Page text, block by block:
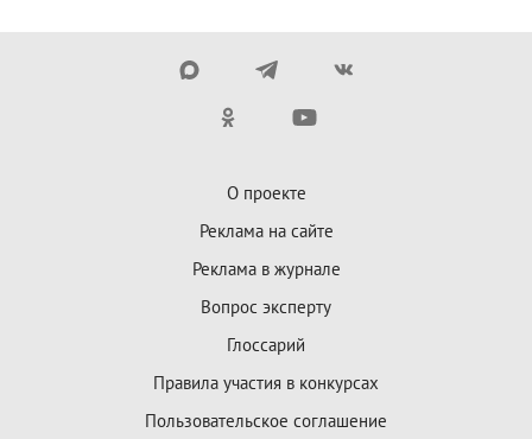
О проекте
Реклама на сайте
Реклама в журнале
Вопрос эксперту
Глоссарий
Правила участия в конкурсах
Пользовательское соглашение